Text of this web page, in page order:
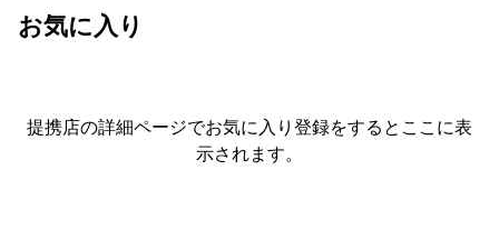
お気に入り
提携店の詳細ページでお気に入り登録をすると ここに表
示されます。